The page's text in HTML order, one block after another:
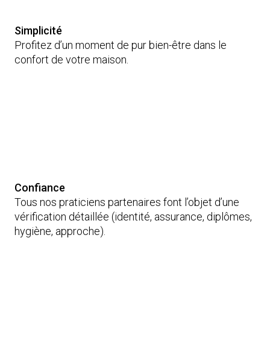
Simplicité
Profitez d’un moment de pur bien-être dans le
confort de votre maison.
Confiance
Tous nos praticiens partenaires font l’objet d’une
vérification détaillée (identité, assurance, diplômes,
hygiène, approche).